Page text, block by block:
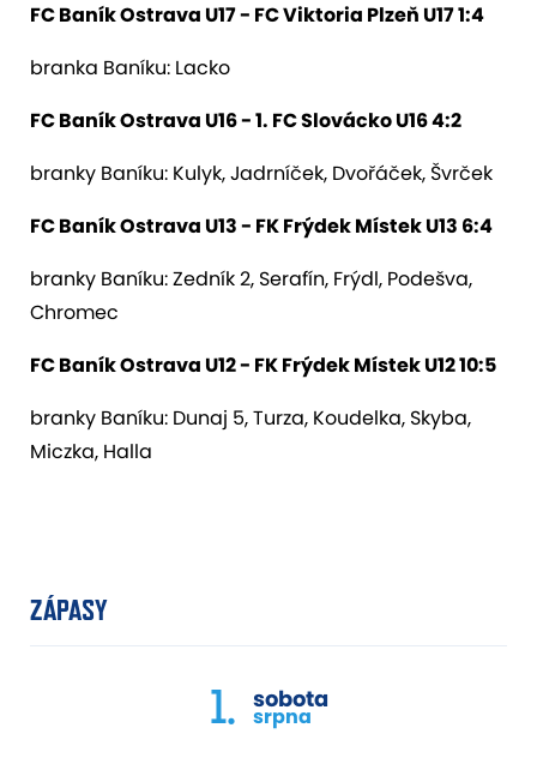
FC Baník Ostrava U17 - FC Viktoria Plzeň U17 1:4
branka Baníku: Lacko
FC Baník Ostrava U16 - 1. FC Slovácko U16 4:2
branky Baníku: Kulyk, Jadrníček, Dvořáček, Švrček
FC Baník Ostrava U13 - FK Frýdek Místek U13 6:4
branky Baníku: Zedník 2, Serafín, Frýdl, Podešva,
Chromec
FC Baník Ostrava U12 - FK Frýdek Místek U12 10:5
branky Baníku: Dunaj 5, Turza, Koudelka, Skyba,
Miczka, Halla
ZÁPASY
1. sobota
srpna